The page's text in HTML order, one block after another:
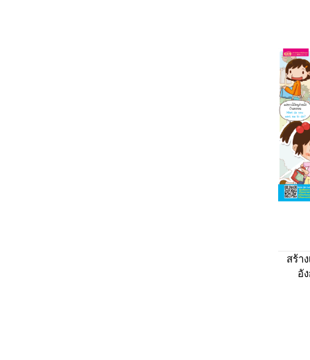
สร้า
อั